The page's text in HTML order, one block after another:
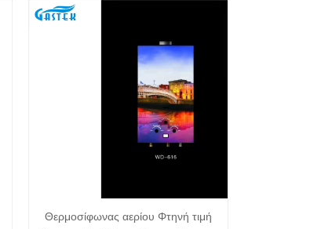
Θερμοσίφωνας αερίου Φτηνή τιμή